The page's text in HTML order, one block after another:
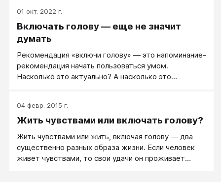
01 окт. 2022 г.
Включать голову — еще не значит
думать
Рекомендация «включи голову» — это напоминание-
рекомендация начать пользоваться умом.
Насколько это актуально? А насколько это
04 февр. 2015 г.
Жить чувствами или включать голову?
Жить чувствами или жить, включая голову — два
существенно разных образа жизни. Если человек
живет чувствами, то свои удачи он проживает